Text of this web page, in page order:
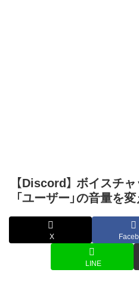
【Discord】 ボイスチ
「ユーザー」の音量を
X
LINE